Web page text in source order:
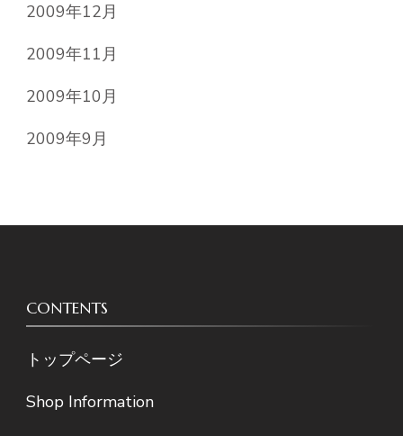
2009年12月
2009年11月
2009年10月
2009年9月
CONTENTS
トップページ
Shop Information